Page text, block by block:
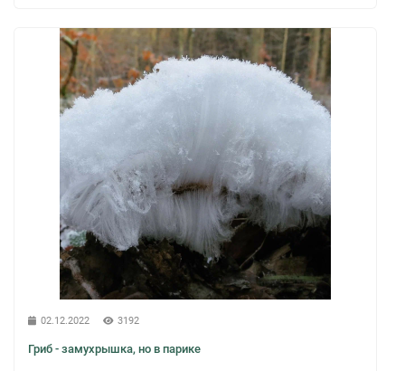
02.12.2022 3192
Гриб - замухрышка, но в парике